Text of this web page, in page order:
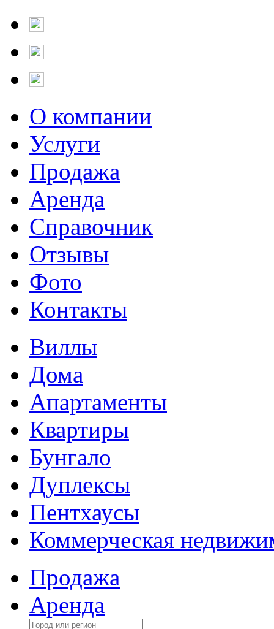
О компании
Услуги
Продажа
Аренда
Справочник
Отзывы
Фото
Контакты
Виллы
Дома
Апартаменты
Квартиры
Бунгало
Дуплексы
Пентхаусы
Коммерческая
Продажа
Аренда